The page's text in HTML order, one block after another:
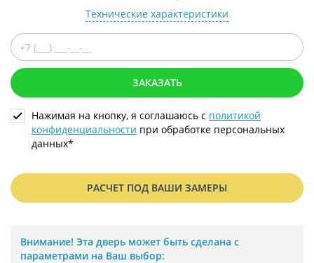
Технические характеристики
ЗАКАЗАТЬ
Нажимая на кнопку, я соглашаюсь с политикой
конфиденциальности при обработке персональных
данных*
РАСЧЕТ ПОД ВАШИ ЗАМЕРЫ
Внимание! Эта дверь может быть сделана с
параметрами на Ваш выбор: